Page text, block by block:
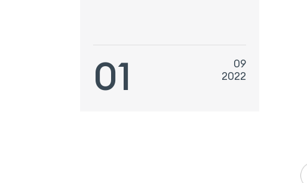
01
09
2022